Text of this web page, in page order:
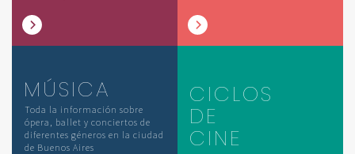
MÚSICA
Toda la información sobre
ópera, ballet y conciertos de
diferentes géneros en la ciudad
de Buenos Aires
CICLOS
DE
CINE